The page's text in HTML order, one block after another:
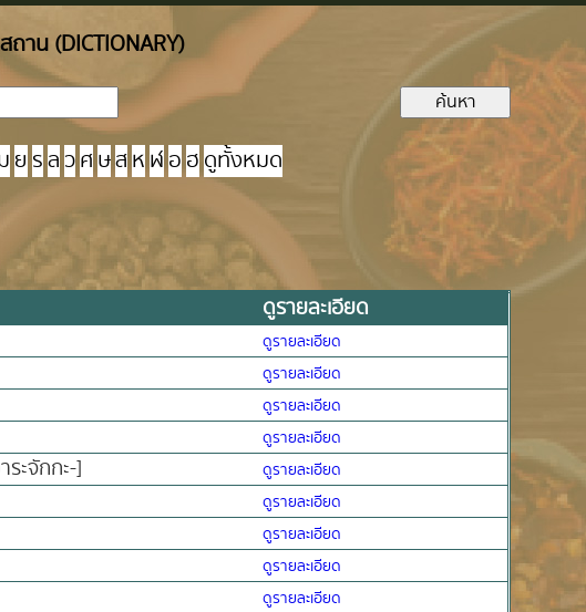
น (DICTIONARY)
ย รล วศ ษสห ฬ อ ฮ ดูทั้งหมด
ดูรายละเอียด
ดูรายละเอียด
ดูรายละเอียด
ดูรายละเอียด
ดูรายละเอียด
ระจักกะ-] ดูรายละเอียด
ดูรายละเอียด
ดูรายละเอียด
ดูรายละเอียด
ดูรายละเอียด